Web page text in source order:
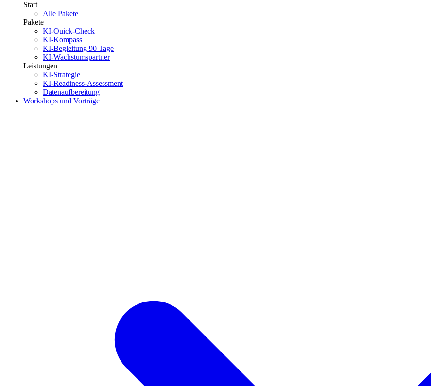
Start
Alle Pakete
Pakete
KI-Quick-Check
KI-Kompass
KI-Begleitung 90 Tage
KI-Wachstumspartner
Leistungen
KI-Strategie
KI-Readiness-Assessment
Datenaufbereitung
Workshops und Vorträge